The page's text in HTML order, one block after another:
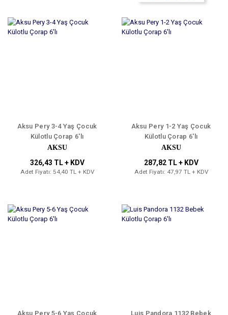
Aksu Pery 3-4 Yaş Çocuk
Külotlu Çorap 6'lı
AKSU
326,43 TL + KDV
Adet Fiyatı: 54,40 TL + KDV
Aksu Pery 1-2 Yaş Çocuk
Külotlu Çorap 6'lı
AKSU
287,82 TL + KDV
Adet Fiyatı: 47,97 TL + KDV
Aksu Pery 5-6 Yaş Çocuk
Luis Pandora 1132 Bebek